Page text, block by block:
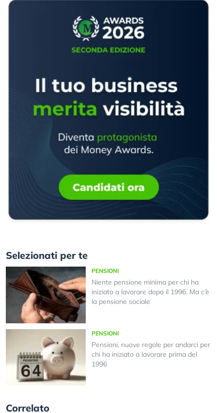
Selezionati per te
PENSIONI
Niente pensione minima per chi ha
iniziato a lavorare dopo il 1996. Ma c’è
la pensione sociale
PENSIONI
Pensioni, nuove regole per andarci per
chi ha iniziato a lavorare prima del
1996
Correlato